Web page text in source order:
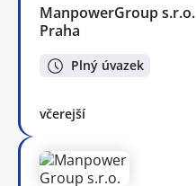
ManpowerGroup s.r.o.
Praha
Plný úvazek
včerejší